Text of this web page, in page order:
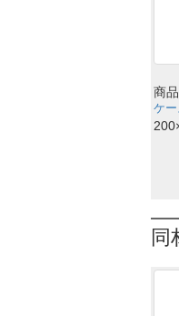
商
ケ
同